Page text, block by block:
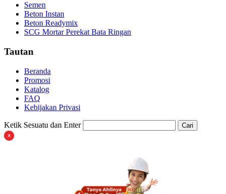
Semen
Beton Instan
Beton Readymix
SCG Mortar Perekat Bata Ringan
Tautan
Beranda
Promosi
Katalog
FAQ
Kebijakan Privasi
Ketik Sesuatu dan Enter Cari